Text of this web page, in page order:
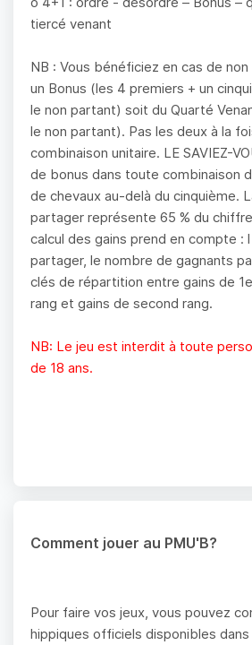
tiercé venant
NB : Vous bénéficiez en cas de
un Bonus (les 4 premiers + un
le non partant) soit du Quarté
le non partant). Pas les deux à la
combinaison unitaire. LE SAVIEZ-
de bonus dans toute combinaison
de chevaux au-delà du cinquième.
partager représente 65 % du
calcul des gains prend en compte :
partager, le nombre de gagnants
clés de répartition entre gains de
rang et gains de second rang.
NB: Le jeu est interdit à toute
de 18 ans.
Comment jouer au PMU'B?
Pour faire vos jeux, vous pouvez
hippiques officiels disponibles